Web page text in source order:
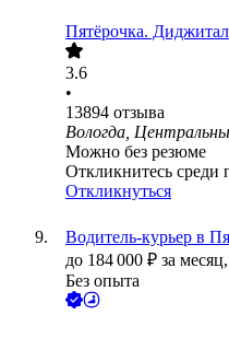
Пятёрочка. Диджитал
3.6
•
13894 отзыва
Вологда,
Можно без резюме
Откликнитесь среди
Откликнуться
Водитель-курьер в
до 184 000 ₽ за месяц,
Без опыта